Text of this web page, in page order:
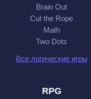
Brain Out
Cut the Rope
Math
Two Dots
Все логические игры
RPG